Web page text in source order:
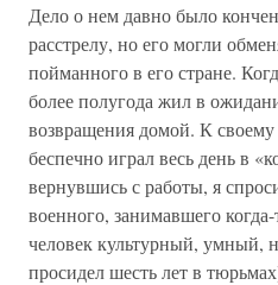
Дело о нем давно было
расстрелу, но его могли
пойманного в его стране.
более полугода жил в
возвращения домой. К
беспечно играл весь день в
вернувшись с работы, я
военного, занимавшего
человек культурный, умный,
просидел шесть лет в